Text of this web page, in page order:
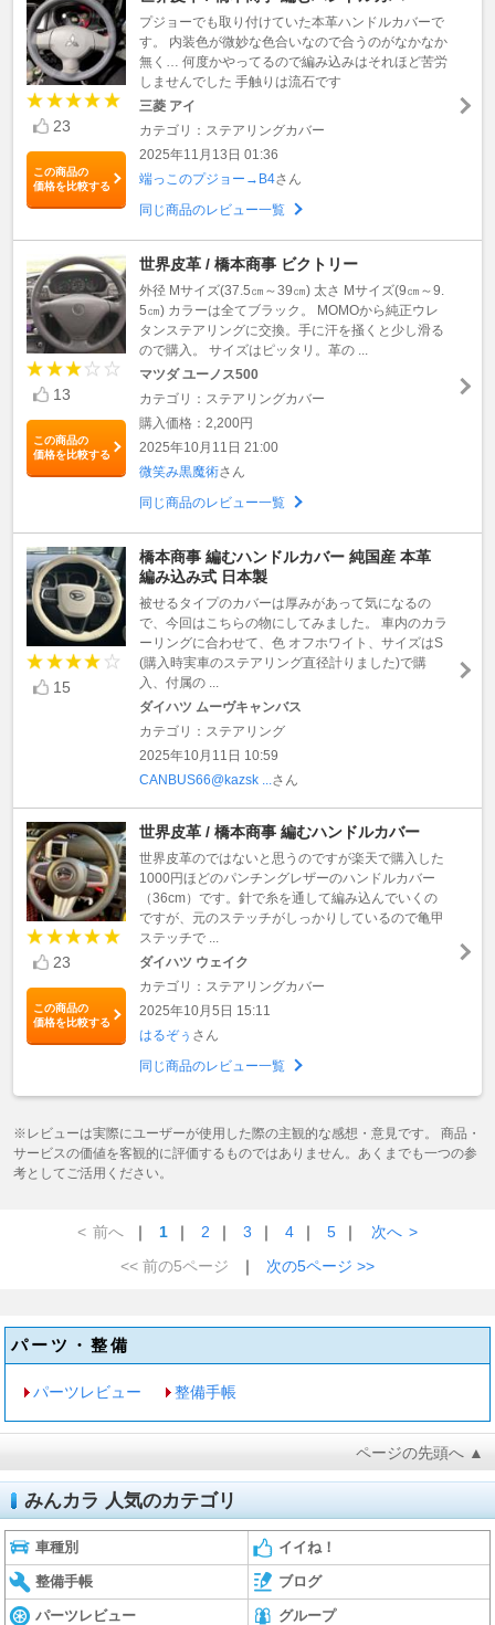
23
この商品の
価格を比較する
プジョーでも取り付けていた本革ハンドルカバーで
す。 内装色が微妙な色合いなので合うのがなかなか
無く… 何度かやってるので編み込みはそれほど苦労
しませんでした 手触りは流石です
三菱 アイ
カテゴリ：ステアリングカバー
2025年11月13日 01:36
端っこのプジョー→B4さん
同じ商品のレビュー一覧
13
この商品の
価格を比較する
世界皮革 / 橋本商事 ビクトリー
外径 Mサイズ(37.5㎝～39㎝) 太さ Mサイズ(9㎝～9.
5㎝) カラーは全てブラック。 MOMOから純正ウレ
タンステアリングに交換。手に汗を掻くと少し滑る
ので購入。 サイズはピッタリ。革の ...
マツダ ユーノス500
カテゴリ：ステアリングカバー
購入価格：2,200円
2025年10月11日 21:00
微笑み黒魔術さん
同じ商品のレビュー一覧
15
橋本商事 編むハンドルカバー 純国産 本革
編み込み式 日本製
被せるタイプのカバーは厚みがあって気になるの
で、今回はこちらの物にしてみました。 車内のカラ
ーリングに合わせて、色 オフホワイト、サイズはS
(購入時実車のステアリング直径計りました)で購
入、付属の ...
ダイハツ ムーヴキャンバス
カテゴリ：ステアリング
2025年10月11日 10:59
CANBUS66@kazsk ... さん
23
この商品の
価格を比較する
世界皮革 / 橋本商事 編むハンドルカバー
世界皮革のではないと思うのですが楽天で購入した
1000円ほどのパンチングレザーのハンドルカバー
（36cm）です。針で糸を通して編み込んでいくの
ですが、元のステッチがしっかりしているので亀甲
ステッチで ...
ダイハツ ウェイク
カテゴリ：ステアリングカバー
2025年10月5日 15:11
はるぞぅ さん
同じ商品のレビュー一覧
※レビューは実際にユーザーが使用した際の主観的な感想・意見です。 商品・
サービスの価値を客観的に評価するものではありません。あくまでも一つの参
考としてご活用ください。
< 前へ ｜ 1 ｜ 2 ｜ 3 ｜ 4 ｜ 5 ｜ 次へ >
<< 前の5ページ
｜ 次の5ページ >>
パーツ・整備
パーツレビュー 整備手帳
ページの先頭へ ▲
みんカラ 人気のカテゴリ
車種別 イイね！
整備手帳 ブログ
パーツレビュー グループ